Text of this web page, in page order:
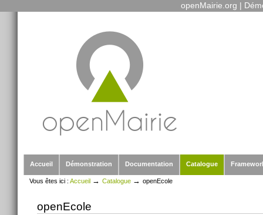
openMairie.org |
Accueil
Démonstration Documentation Catalogue
Vous êtes ici : Accueil → Catalogue → openEcole
openEcole